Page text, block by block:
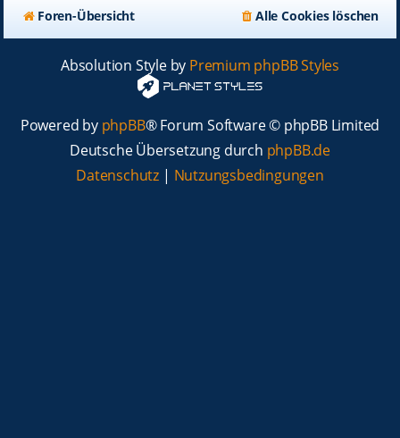
Foren-Übersicht Alle Cookies löschen
Absolution Style by Premium phpBB Styles
Powered by phpBB® Forum Software © phpBB Limited
Deutsche Übersetzung durch phpBB.de
Datenschutz | Nutzungsbedingungen